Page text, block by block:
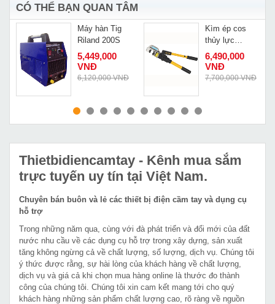
CÓ THỂ BẠN QUAN TÂM
MUA NGAY
Máy hàn Tig
Riland 200S
5,449,000
VNĐ
6,120,000 VNĐ
MUA NGAY
Kìm ép cos
thủy lực
Changyou EP-
430
6,490,000
VNĐ
7,700,000 VNĐ
Thietbidiencamtay - Kênh mua sắm
trực tuyến uy tín tại Việt Nam.
Chuyên bán buôn và lẻ các thiết bị điện cầm tay và dụng cụ
hỗ trợ
Trong những năm qua, cùng với đà phát triển và đổi mới của đất
nước nhu cầu về các dụng cụ hỗ trợ trong xây dựng, sản xuất
tăng không ngừng cả về chất lượng, số lượng, dịch vụ. Chúng tôi
ý thức được rằng, sự hài lòng của khách hàng về chất lượng,
dịch vụ và giá cả khi chọn mua hàng online là thước đo thành
công của chúng tôi. Chúng tôi xin cam kết mang tới cho quý
khách hàng những sản phẩm chất lượng cao, rõ ràng về nguồn